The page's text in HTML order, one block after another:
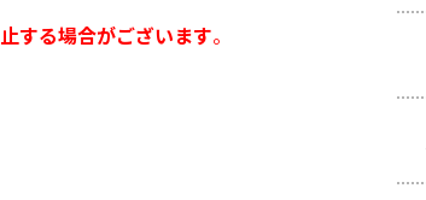
する場合がございます。